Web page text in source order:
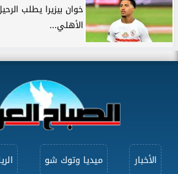
خوان بيزيرا يطلب
الأهلي...
الأخبار ميديا وتوك شو